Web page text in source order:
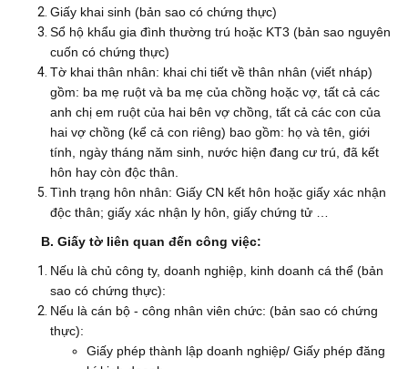
Giấy khai sinh (bản sao có chứng thực)
Sổ hộ khẩu gia đình thường trú hoặc KT3 (bản sao nguyên
cuốn có chứng thực)
Tờ khai thân nhân: khai chi tiết về thân nhân (viết nháp)
gồm: ba mẹ ruột và ba mẹ của chồng hoặc vợ, tất cả các
anh chị em ruột của hai bên vợ chồng, tất cả các con của
hai vợ chồng (kể cả con riêng) bao gồm: họ và tên, giới
tính, ngày tháng năm sinh, nước hiện đang cư trú, đã kết
hôn hay còn độc thân.
Tình trạng hôn nhân: Giấy CN kết hôn hoặc giấy xác nhận
độc thân; giấy xác nhận ly hôn, giấy chứng tử …
B. Giấy tờ liên quan đến công việc:
Nếu là chủ công ty, doanh nghiệp, kinh doanh cá thể (bản
sao có chứng thực):
Nếu là cán bộ - công nhân viên chức: (bản sao có chứng
thực):
Giấy phép thành lập doanh nghiệp/ Giấy phép đăng